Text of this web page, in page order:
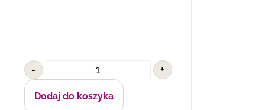
- +
Dodaj do koszyka